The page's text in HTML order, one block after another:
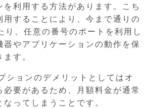
を利用する方法があります。こち
用することにより、今まで通りの
り、任意の番号のポートを利用し
器やアプリケーションの動作を保
す。
ションのデメリットとしてはオ
必要があるため、月額料金が通常
ってしまうことです。